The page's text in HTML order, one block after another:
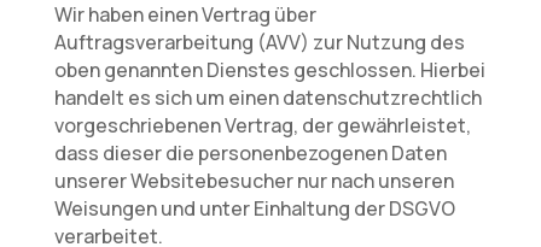
Wir haben einen Vertrag über
Auftragsverarbeitung (AVV) zur Nutzung des
oben genannten Dienstes geschlossen. Hierbei
handelt es sich um einen datenschutzrechtlich
vorgeschriebenen Vertrag, der gewährleistet,
dass dieser die personenbezogenen Daten
unserer Websitebesucher nur nach unseren
Weisungen und unter Einhaltung der DSGVO
verarbeitet.